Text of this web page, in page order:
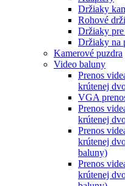
Držiaky
Rohové
Držiaky
Držiaky na
Kamerové puzdra
Video baluny
Prenos
krútenej
VGA
Prenos
krútenej
Prenos
krútenej
baluny)
Prenos
krútenej